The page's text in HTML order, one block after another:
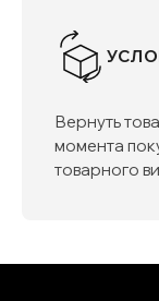
Вернуть
момента
товарного